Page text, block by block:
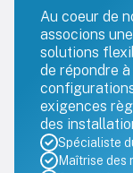
Au coeur de
associons
solutions
de répondre
exigences
des
Spécialiste
Maîtrise des